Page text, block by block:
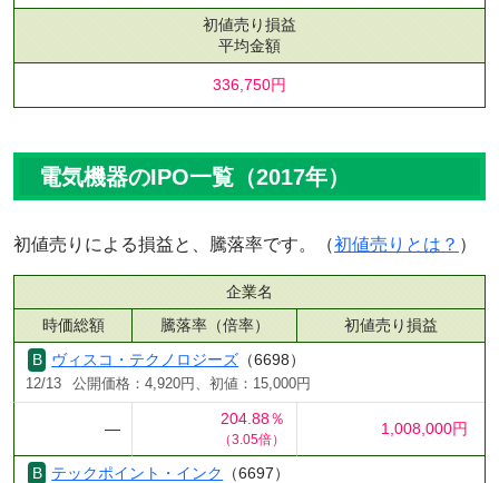
初値売り損益
平均金額
336,750円
電気機器のIPO一覧（2017年）
初値売りによる損益と、騰落率です。（初値売りとは？ ）
企業名
時価総額
騰落率（倍率）
初値売り損益
ヴィスコ・テクノロジーズ （6698）
12/13 公開価格：4,920円、初値：15,000円
―
204.88％
（3.05倍）
1,008,000円
テックポイント・インク （6697）